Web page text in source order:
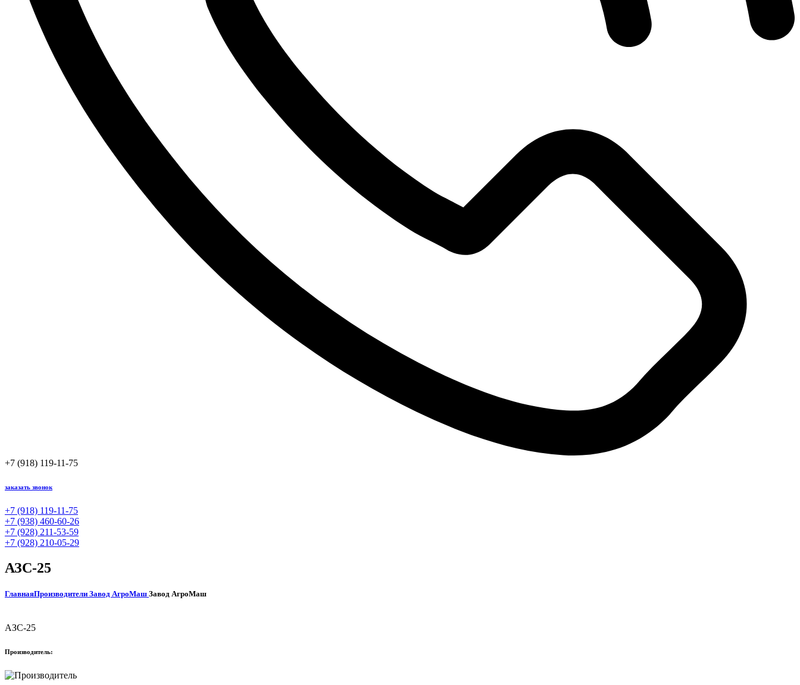
+7 (918) 119-11-75
заказать звонок
+7 (918) 119-11-75
+7 (938) 460-60-26
+7 (928) 211-53-59
+7 (928) 210-05-29
АЗС-25
ГлавнаяПроизводители Завод АгроМаш Завод АгроМаш
АЗС-25
Производитель: